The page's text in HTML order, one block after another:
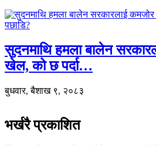
सुदनमाथि हमला बालेन
खेल, को छ पर्दा…
बुधवार, बैशाख ९, २०८३
भर्खरै प्रकाशित